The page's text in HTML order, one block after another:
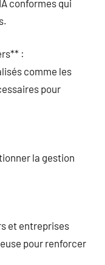
conformes qui
:
comme les
pour
la gestion
et entreprises
pour renforcer